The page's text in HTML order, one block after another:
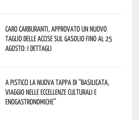
Caro carburanti, approvato un nuovo
taglio delle accise sul gasolio fino al 25
agosto: i dettagli
A Pisticci la nuova tappa di “Basilicata,
viaggio nelle eccellenze culturali e
enogastronomiche”